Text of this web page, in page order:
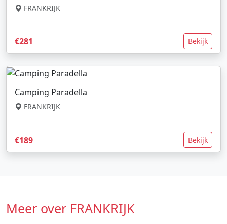
FRANKRIJK
€281 Bekijk
Camping Paradella
FRANKRIJK
€189 Bekijk
Meer over FRANKRIJK